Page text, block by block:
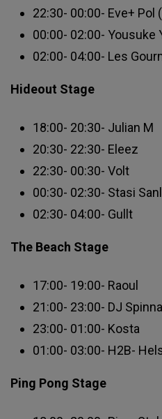
22:30- 00:00- Eve+ Pol
00:00- 02:00- Yousuke
02:00- 04:00- Les
Hideout Stage
18:00- 20:30- Julian M
20:30- 22:30- Eleez
22:30- 00:30- Volt
00:30- 02:30- Stasi
02:30- 04:00- Gullt
The Beach Stage
17:00- 19:00- Raoul
21:00- 23:00- DJ Spinna
23:00- 01:00- Kosta
01:00- 03:00- H2B-
Ping Pong Stage